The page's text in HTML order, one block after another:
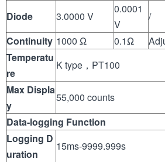
Diode
3.0000 V
0.0001
V
/
Continuity 1000 Ω 0.1Ω
Temperatu
re
K type，PT100
Max Displa
y
55,000 counts
Data-logging Function
Logging D
uration
15ms-9999.999s